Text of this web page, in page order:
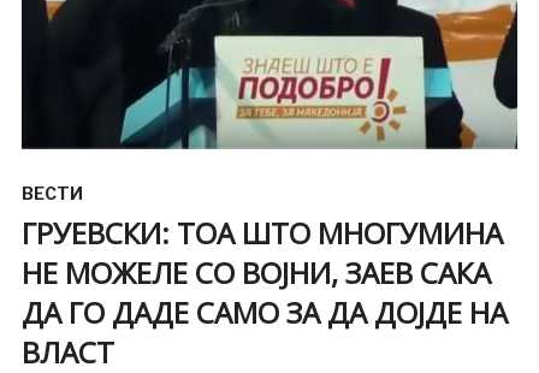
ВЕСТИ
ГРУЕВСКИ: ТОА ШТО МНОГУМИНА
НЕ МОЖЕЛЕ СО ВОЈНИ, ЗАЕВ САКА
ДА ГО ДАДЕ САМО ЗА ДА ДОЈДЕ НА
ВЛАСТ